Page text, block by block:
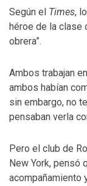
Según el Times,
héroe de la clase
obrera”.
Ambos trabajan
ambos habían
sin embargo, no
pensaban verla
Pero el club de
New York, pensó
acompañamiento